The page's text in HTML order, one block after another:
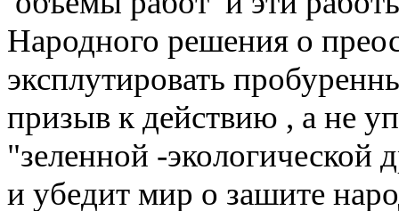
Народного решения о
эксплутировать
призыв к действию , а не
"зеленной -экологической
и убедит мир о зашите